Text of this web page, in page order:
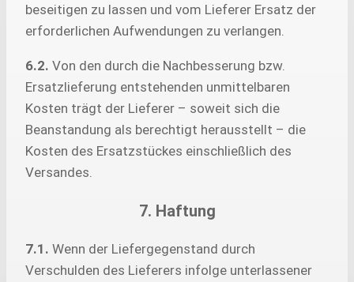
beseitigen zu lassen und vom Lieferer Ersatz der
erforderlichen Aufwendungen zu verlangen.
6.2. Von den durch die Nachbesserung bzw.
Ersatzlieferung entstehenden unmittelbaren
Kosten trägt der Lieferer – soweit sich die
Beanstandung als berechtigt herausstellt – die
Kosten des Ersatzstückes einschließlich des
Versandes.
7. Haftung
7.1. Wenn der Liefergegenstand durch
Verschulden des Lieferers infolge unterlassener